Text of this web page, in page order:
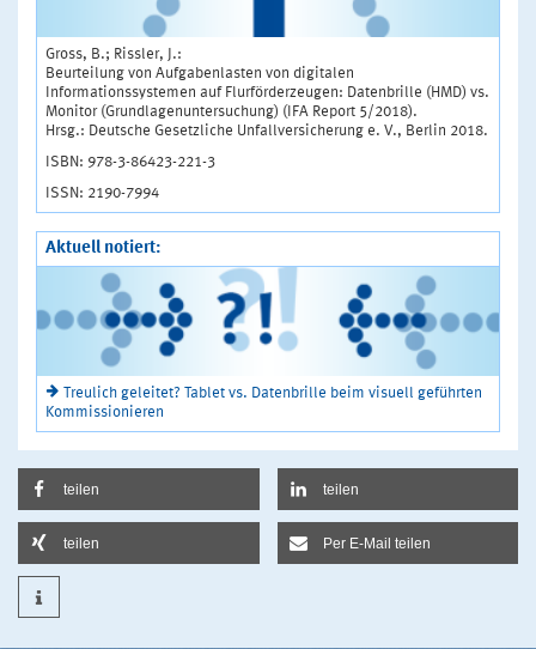
Gross, B.; Rissler, J.:
Beurteilung von Aufgabenlasten von digitalen
Informationssystemen auf Flurförderzeugen: Datenbrille (HMD) vs.
Monitor (Grundlagenuntersuchung) (IFA Report 5/2018).
Hrsg.: Deutsche Gesetzliche Unfallversicherung e. V., Berlin 2018.
ISBN: 978-3-86423-221-3
ISSN: 2190-7994
Aktuell notiert:
Treulich geleitet? Tablet vs. Datenbrille beim visuell geführten
Kommissionieren
teilen teilen
teilen Per E-Mail teilen